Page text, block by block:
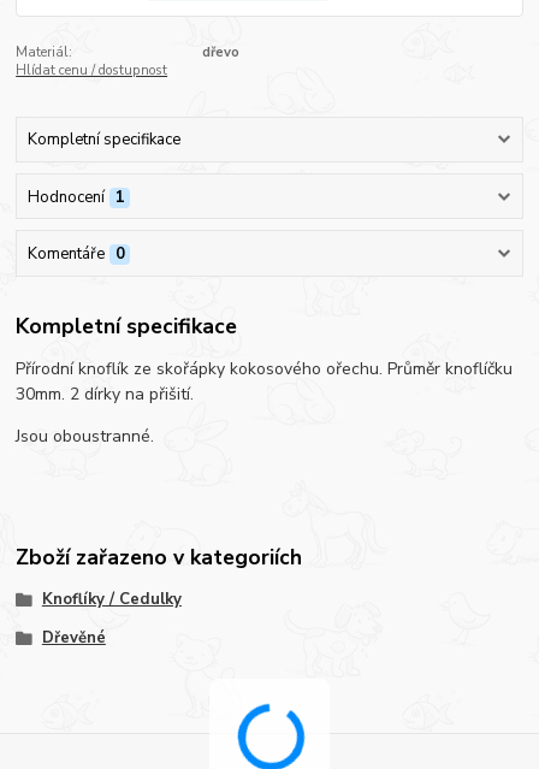
Materiál:
dřevo
Hlídat cenu / dostupnost
Kompletní specifikace
Hodnocení 1
Komentáře 0
Kompletní specifikace
Přírodní knoflík ze skořápky kokosového ořechu. Průměr knoflíčku
30mm. 2 dírky na přišití.
Jsou oboustranné.
Zboží zařazeno v kategoriích
Knoflíky / Cedulky
Dřevěné